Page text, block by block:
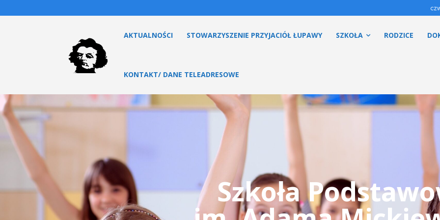
AKTUALNOŚCI STOWARZYSZENIE PRZYJACIÓŁ ŁUPAWY SZKOŁA RODZICE
KONTAKT/ DANE TELEADRESOWE
Szkoła